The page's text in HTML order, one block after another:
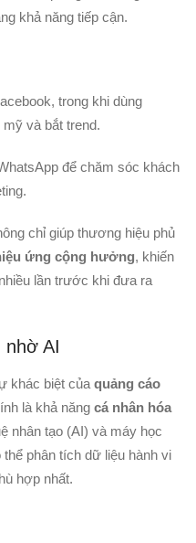
khả năng tiếp cận.
trong khi dùng
và bắt trend.
để chăm sóc khách
chỉ giúp thương hiệu phủ
ứng cộng hưởng, khiến
lần trước khi đưa ra
nhờ AI
khác biệt của quảng cáo
là khả năng cá nhân hóa
nhân tạo (AI) và máy học
phân tích dữ liệu hành vi
hợp nhất.